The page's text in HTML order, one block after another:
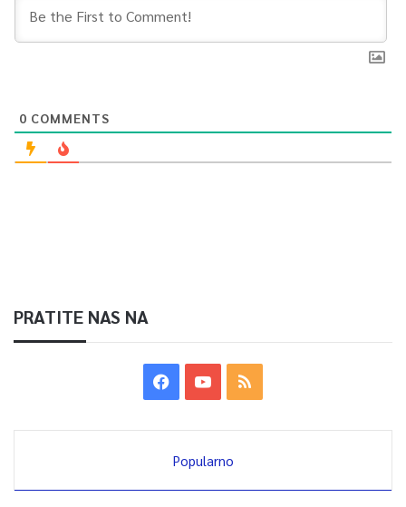
0 COMMENTS
PRATITE NAS NA
Popularno